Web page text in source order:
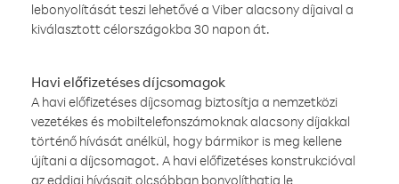
lebonyolítását teszi lehetővé a Viber alacsony díjaival a
kiválasztott célországokba 30 napon át.
Havi előfizetéses díjcsomagok
A havi előfizetéses díjcsomag biztosítja a nemzetközi
vezetékes és mobiltelefonszámoknak alacsony díjakkal
történő hívását anélkül, hogy bármikor is meg kellene
újítani a díjcsomagot. A havi előfizetéses konstrukcióval
az eddigi hívásait olcsóbban bonyolíthatja le